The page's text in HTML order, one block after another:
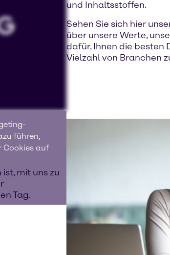
führen,
Cookies auf
und Inhaltsstoffen.
Sehen Sie sich hier
über unsere Werte,
dafür, Ihnen die besten
Vielzahl von Branchen
mit uns zu
Tag.